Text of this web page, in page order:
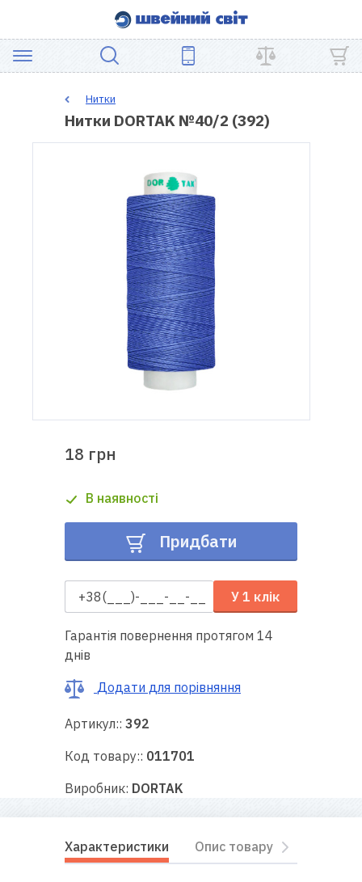
ШВЕЙНЕ
Ремонт
швейної
Корисні
поради
Контакти
Про
Нитки
Нитки DORTAK №40/2 (392)
18 грн
В наявності
Придбати
У 1 клік
Гарантія повернення протягом 14
днів
Додати для порівняння
Артикул:: 392
Код товару:: 011701
Виробник: DORTAK
Характеристики Опис товару